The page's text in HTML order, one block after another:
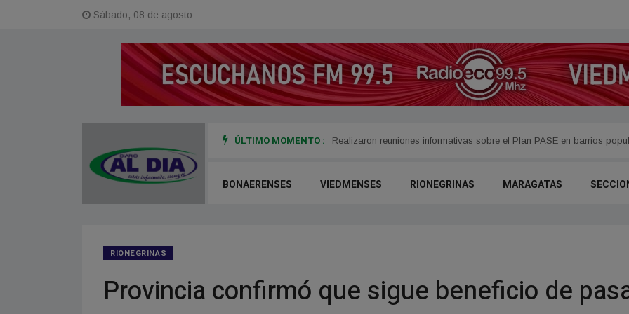
Sábado, 08 de agosto
ÚLTIMO MOMENTO : Presentaron oficialmente el VM14 Campus, un espacio de formación
BONAERENSES VIEDMENSES RIONEGRINAS MARAGATAS
RIONEGRINAS
Provincia confirmó que sigue beneficio de